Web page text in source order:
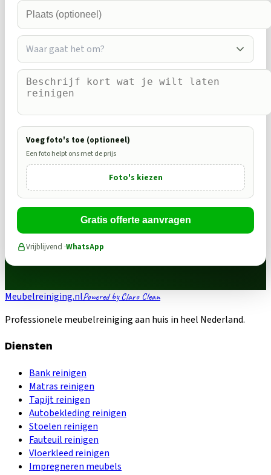
Waar gaat het om?
Voeg foto's toe (optioneel)
Een foto helpt ons met de prijs
Foto's kiezen
Gratis offerte aanvragen
Vrijblijvend ·WhatsApp
Meubelreiniging.nlPowered by Claro Clean
Professionele meubelreiniging aan huis in heel Nederland.
Diensten
Bank reinigen
Matras reinigen
Tapijt reinigen
Autobekleding reinigen
Stoelen reinigen
Fauteuil reinigen
Vloerkleed reinigen
Impregneren meubels